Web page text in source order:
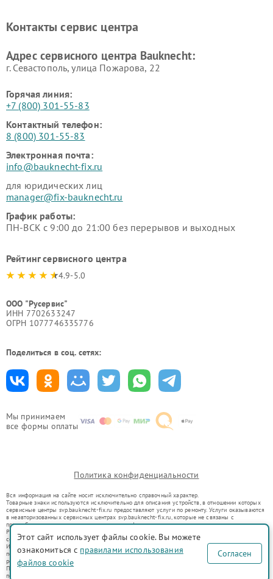
Мы принимаем
все формы оплаты
Контакты сервис центра
Адрес сервисного центра Bauknecht:
г. Севастополь, улица Пожарова, 22
Горячая линия:
+7 (800) 301-55-83
Контактный телефон:
8 (800) 301-55-83
Электронная почта:
info@bauknecht-fix.ru
для юридических лиц
manager@fix-bauknecht.ru
График работы:
ПН-ВСК с 9:00 до 21:00 без перерывов и выходных
Рейтинг сервисного центра
4.9-5.0
ООО "Русервис"
ИНН 7702633247
ОГРН 1077746335776
Поделиться в соц. сетях:
Политика конфиденциальности
Вся информация на сайте носит исключительно справочный характер.
Товарные знаки используются исключительно для описания устройств, в отношении которых
сервисные центры svp.bauknecht-fix.ru предоставляют услуги по ремонту. Услуги оказываются
в неавторизованных сервисных центрах svp.bauknecht-fix.ru, которые не связаны с
правообладателями товарных знаков или их официальными представителями.
Ремонт осуществляется для устройств, уже введенных в гражданский оборот в соответствии
со статьей 1487 ГК РФ.
Использование товарных знаков не преследует цели индивидуализации услуг или введения
потребителей в заблуждение, а служит для информирования о предоставляемых услугах по
ремонту техники указанных брендов.
Представленная на сайте информация не является публичной офертой, определяемой
положениями Статьи 437(2) Гражданского кодекса РФ
Этот сайт использует файлы cookie. Вы можете
ознакомиться с правилами использования
файлов cookie
Согласен